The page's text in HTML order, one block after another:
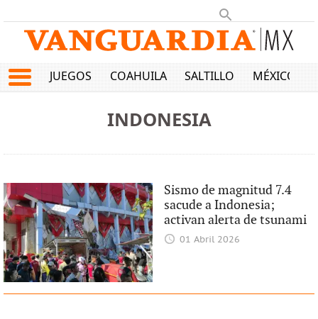
JUEGOS COAHUILA SALTILLO MÉXICO
INDONESIA
Sismo de magnitud 7.4
sacude a Indonesia;
activan alerta de tsunami
01 Abril 2026